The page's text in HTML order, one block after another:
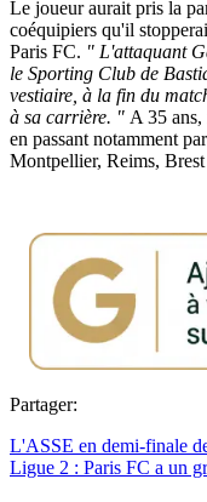
Le joueur aurait pris la
coéquipiers qu'il
Paris FC. " L'attaquant
le Sporting Club de
vestiaire, à la fin du
à sa carrière. " A 35
en passant notamment
Montpellier, Reims,
Partager:
L'ASSE en demi-finale
Ligue 2 : Paris FC a un